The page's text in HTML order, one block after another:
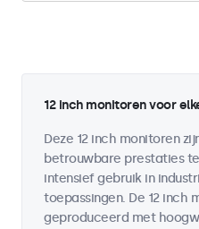
12 inch monitoren voor
Deze 12 inch monitoren
betrouwbare prestaties
intensief gebruik in
toepassingen. De 12 inch
geproduceerd met